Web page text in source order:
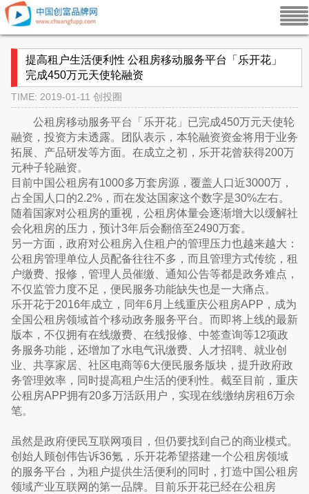
提高租户生活便利性 公租房移动服务平台「乐开花」
完成450万元天使轮融资
TIME: 2019-01-11 创投圈
公租房移动服务平台「乐开花」已完成450万元天使轮
融资，投资方未透露。团队表示，本轮融资资金将用于业务
拓展、产品研发等方面。在成立之初，乐开花曾获得200万
元种子轮融资。
目前中国公租房有1000多万套房源，覆盖人口近3000万，
占全国人口的2.2%，而在发达国家这个数字是30%左右。
随着国家对公租房的重视，公租房体量会逐渐增大以缓解社
会化租房的压力，预计3年后会翻倍至2490万套。
另一方面，政府对公租房入住租户的管理压力也越来越大：
公租房管理单位人员配备往往不多，而且管理方式传统，租
户缴费、报修，管理人员催缴、通知公告等都是政务难点，
不仅监管力度不足，便民服务功能缺失也是一大痛点。
乐开花于2016年成立，同年6月上线重庆公租房APP，成为
全国公租房领域首个移动政务服务平台。而即将上线的最新
版本，不仅拥有在线缴费、在线报修、中签查询等12项政
务服务功能，还增加了水电气讯缴费、人才招聘、就业创
业、共享家居、社区电商等6大便民服务版块，提升政府政
务管理效率，同时提高租户生活的便利性。截至目前，重庆
公租房APP拥有20多万活跃用户，实现在线缴纳房租6万余
笔。
虽然是政府便民互联网项目，但仍要找到自己的商业模式。
创始人顾创伟告诉36氪，乐开花希望搭建一个公租房领域
的服务平台，为租户提供生活便利的同时，打造中国公租房
领域产业互联网的第一品牌。目前乐开花已经在公租房